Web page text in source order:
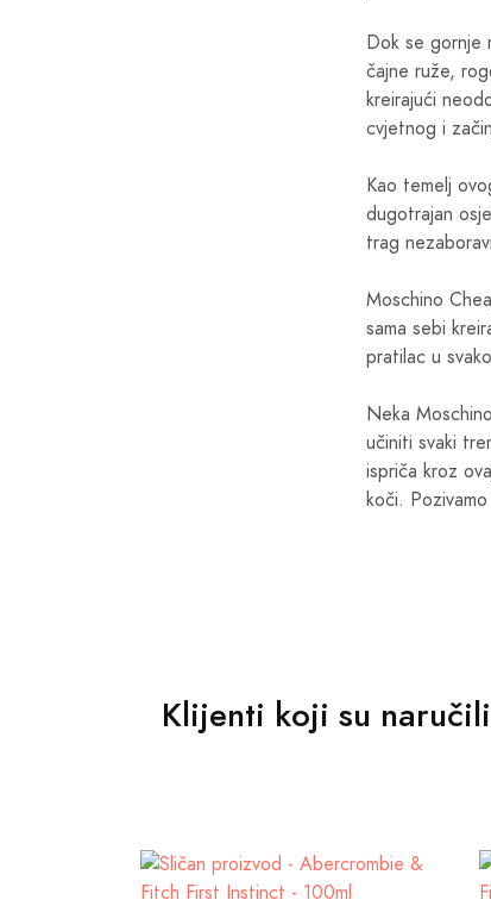
Dok se gornje
čajne ruže,
kreirajući
cvjetnog i
Kao temelj
dugotrajan
trag
Moschino
sama sebi
pratilac u
Neka
učiniti svaki
ispriča kroz
koči.
Klijenti koji su